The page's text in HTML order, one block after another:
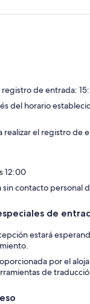
registro de entrada:
del horario
realizar el registro de
12:00
sin contacto personal
de
estará
por el
de